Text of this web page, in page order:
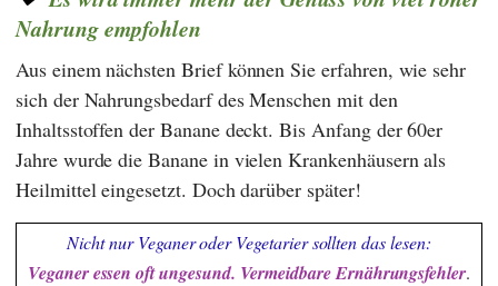
Nahrung empfohlen
Aus einem nächsten Brief können Sie erfahren, wie sehr
sich der Nahrungsbedarf des Menschen mit den
Inhaltsstoffen der Banane deckt. Bis Anfang der 60er
Jahre wurde die Banane in vielen Krankenhäusern als
Heilmittel eingesetzt. Doch darüber später!
Nicht nur Veganer oder Vegetarier sollten das lesen:
Veganer essen oft ungesund. Vermeidbare Ernährungsfehler.